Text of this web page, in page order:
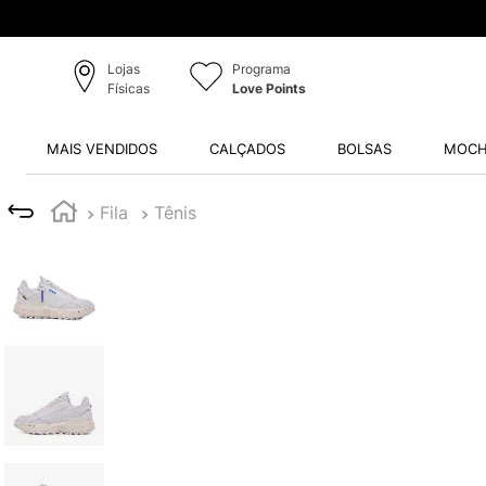
Lojas
Físicas
Programa
Love Points
MAIS VENDIDOS CALÇADOS BOLSAS
Fila Tênis